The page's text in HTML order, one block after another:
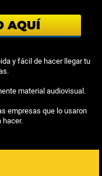
AQUÍ
y fácil de hacer llegar tu
material audiovisual.
empresas que lo usaron
hacer.